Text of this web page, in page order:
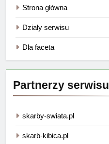
Strona główna
Działy serwisu
Dla faceta
Partnerzy serwisu
skarby-swiata.pl
skarb-kibica.pl